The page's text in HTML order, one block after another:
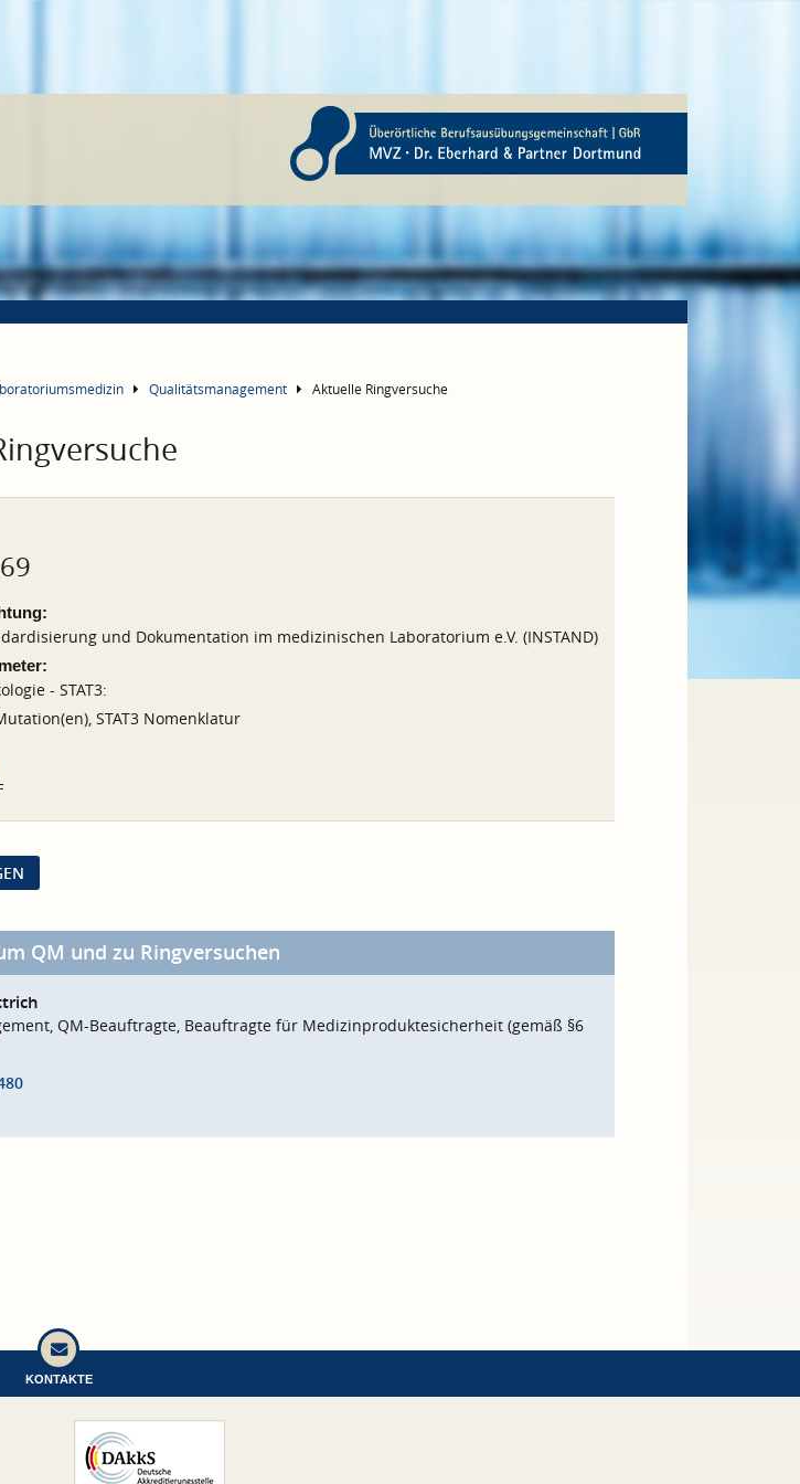
Qualitätsmanagement Aktuelle Ringversuche
und Dokumentation im medizinischen Laboratorium e.V. (INSTAND)
- STAT3:
STAT3 Nomenklatur
QM und zu Ringversuchen
QM-Beauftragte, Beauftragte für Medizinproduktesicherheit (gemäß §6
KONTAKTE